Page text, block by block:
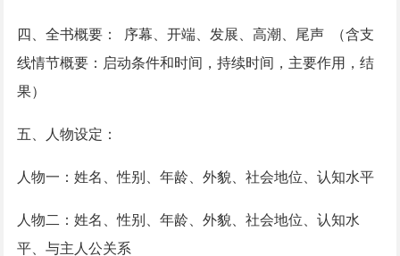
四、全书概要：
序幕、开端、发展、高潮、尾声 （含支
线情节概要：启动条件和时间，持续时间，主要作用，结
果）
五、人物设定：
人物一：姓名、性别、年龄、外貌、社会地位、认知水平
人物二：姓名、性别、年龄、外貌、社会地位、认知水
平、与主人公关系